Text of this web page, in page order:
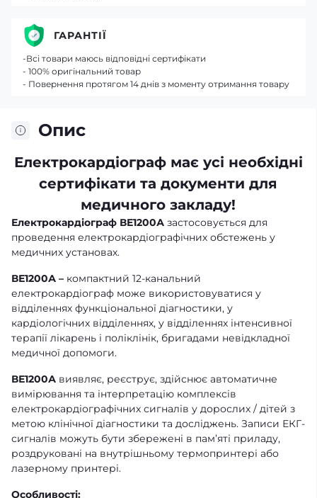
Опис
Електрокардіограф має усі необхідні
сертифікати та документи для
медичного закладу!
Електрокардіограф ВЕ1200А застосовується для
проведення електрокардіографічних обстежень у
медичних установах.
ВЕ1200А – компактний 12-канальний
електрокардіограф може використовуватися у
відділеннях функціональної діагностики, у
кардіологічних відділеннях, у відділеннях інтенсивної
терапії лікарень і поліклінік, бригадами невідкладної
медичної допомоги.
ВЕ1200А виявляє, реєструє, здійснює автоматичне
вимірювання та інтерпретацію комплексів
електрокардіографічних сигналів у дорослих / дітей з
метою клінічної діагностики та досліджень. Записи ЕКГ-
сигналів можуть бути збережені в пам’яті приладу,
роздруковані на внутрішньому термопринтері або
лазерному принтері.
Особливості:
ГАРАНТІЇ
-Всі товари маюсь відповідні сертифікати
- 100% оригінальний товар
- Повернення протягом 14 днів з моменту отримання товару